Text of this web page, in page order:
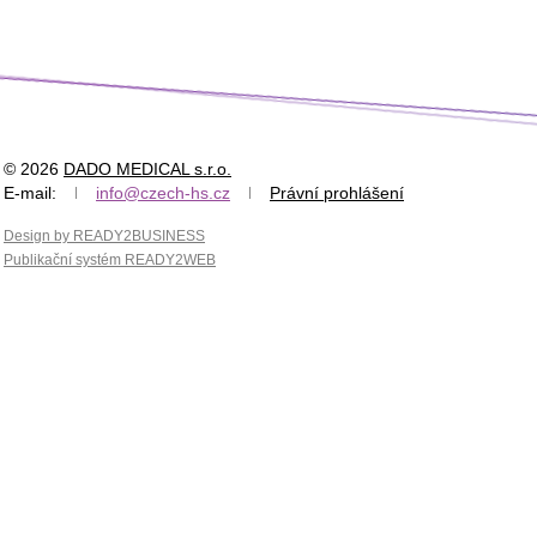
© 2026 DADO MEDICAL s.r.o.
E-mail:
info@czech-hs.cz Právní prohlášení
Design by READY2BUSINESS
Publikační systém READY2WEB